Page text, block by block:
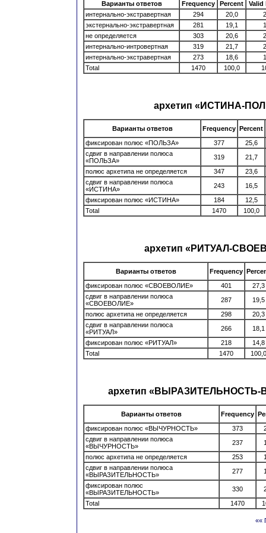
Варианты ответов Frequency Percent
Valid
интернально-экстравертная
294 20,0
экстернально-экстравертная
281 19,1
не определяется
303 20,6
интернально-интровертная
319 21,7
интернально-экстравертная
273 18,6
Total
1470 100,0
архетип «ИСТИНА-
Варианты ответов Frequency Percent
фиксирован полюс «ПОЛЬЗА»
377
25,6
сдвиг в направлении полюса
«ПОЛЬЗА»
319
21,7
полюс архетипа не определяется
347
23,6
сдвиг в направлении полюса
«ИСТИНА»
243
16,5
фиксирован полюс «ИСТИНА»
184
12,5
Total
1470 100,0
архетип «РИТУАЛ-
Варианты ответов Frequency
фиксирован полюс «СВОЕВОЛИЕ»
401
27,3
сдвиг в направлении полюса
«СВОЕВОЛИЕ»
287
19,5
полюс архетипа не определяется
298
20,3
сдвиг в направлении полюса
«РИТУАЛ»
266
18,1
фиксирован полюс «РИТУАЛ»
218
14,8
Total
1470 100,0
архетип
Варианты ответов Frequency
фиксирован полюс «ВЫЧУРНОСТЬ»
373
сдвиг в направлении полюса
«ВЫЧУРНОСТЬ»
237
полюс архетипа не определяется
253
сдвиг в направлении полюса
«ВЫРАЗИТЕЛЬНОСТЬ»
277
фиксирован полюс
«ВЫРАЗИТЕЛЬНОСТЬ»
330
Total
1470
««